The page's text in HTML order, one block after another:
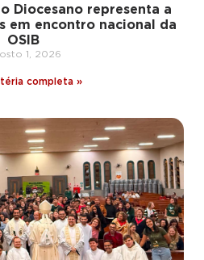
Diocesano representa a
em encontro nacional da
OSIB
1, 2026
completa »